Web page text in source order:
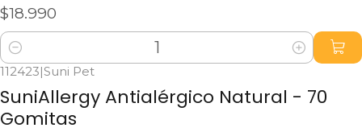
$18.990
Cantidad
112423|Suni Pet
SuniAllergy Antialérgico Natural - 70
Gomitas